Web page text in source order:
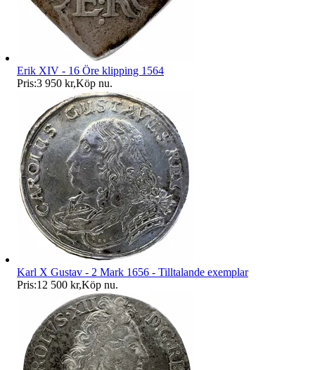
Erik XIV - 16 Öre klipping 1564
Pris:3 950 kr,Köp nu.
Karl X Gustav - 2 Mark 1656 - Tilltalande exemplar
Pris:12 500 kr,Köp nu.